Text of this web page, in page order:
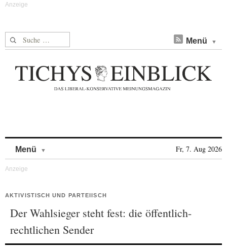
Suche nach: Menü
Menü Fr, 7. Aug 2026
AKTIVISTISCH UND PARTEIISCH
Der Wahlsieger steht fest: die öffentlich-
rechtlichen Sender